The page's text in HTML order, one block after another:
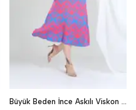
Büyük Beden İnce Askılı Viskon Desenli Elbise - Pembe